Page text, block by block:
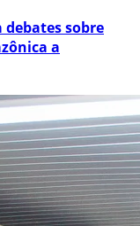
debates sobre
a